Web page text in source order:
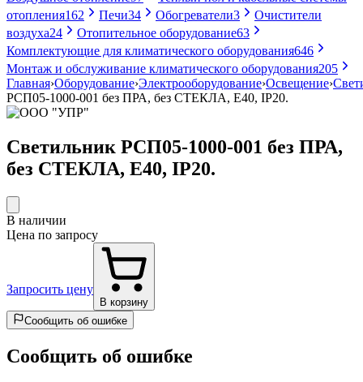
отопления162 Печи34 Обогреватели3
Очистители
воздуха24 Отопительное оборудование63
Комплектующие для климатического оборудования646
Монтаж и обслуживание климатического оборудования205
Главная›Оборудование›Электрооборудование›Освещение›
РСП05-1000-001 без ПРА, без СТЕКЛА, Е40, IP20.
Светильник РСП05-1000-001 без ПРА,
без СТЕКЛА, Е40, IP20.
В наличии
Цена по запросу
Запросить цену
В корзину
Сообщить об ошибке
Сообщить об ошибке